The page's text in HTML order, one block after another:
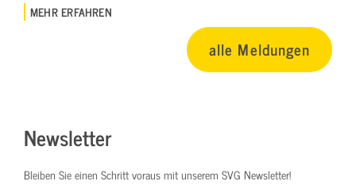
MEHR ERFAHREN
alle Meldungen
Newsletter
Bleiben Sie einen Schritt voraus mit unserem SVG Newsletter!